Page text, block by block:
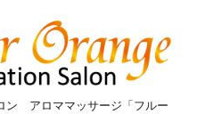
ン アロママッサージ「フルー